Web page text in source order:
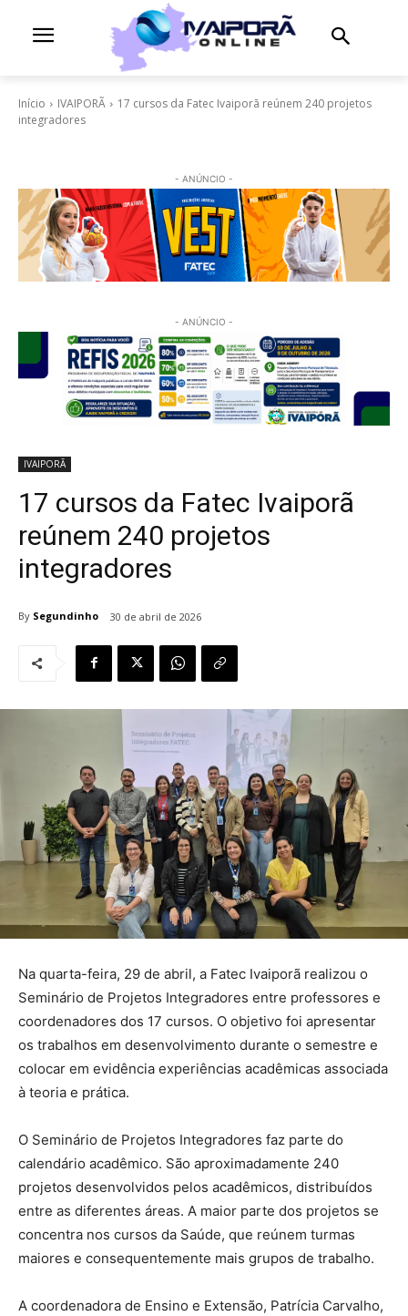
Início IVAIPORÃ
17 cursos da Fatec Ivaiporã reúnem 240 projetos
integradores
- ANÚNCIO -
- ANÚNCIO -
IVAIPORÃ
17 cursos da Fatec Ivaiporã
reúnem 240 projetos
integradores
By Segundinho 30 de abril de 2026
Na quarta-feira, 29 de abril, a Fatec Ivaiporã realizou o
Seminário de Projetos Integradores entre professores e
coordenadores dos 17 cursos. O objetivo foi apresentar
os trabalhos em desenvolvimento durante o semestre e
colocar em evidência experiências acadêmicas associada
à teoria e prática.
O Seminário de Projetos Integradores faz parte do
calendário acadêmico. São aproximadamente 240
projetos desenvolvidos pelos acadêmicos, distribuídos
entre as diferentes áreas. A maior parte dos projetos se
concentra nos cursos da Saúde, que reúnem turmas
maiores e consequentemente mais grupos de trabalho.
A coordenadora de Ensino e Extensão, Patrícia Carvalho,